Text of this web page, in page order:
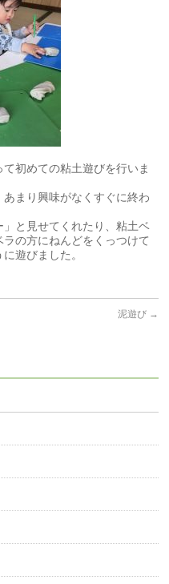
初めての粘土遊びを行いま
まり興味がなくすぐに終わ
」と見せてくれたり、粘土ベ
の方にねんどをくっつけて
遊びました。
泥遊び →